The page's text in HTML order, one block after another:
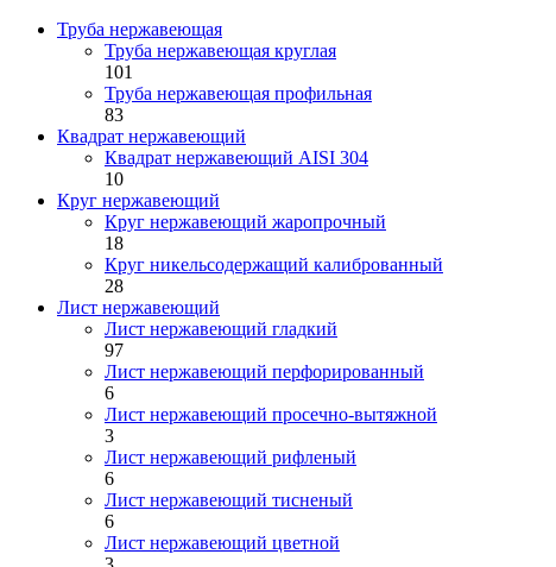
Труба нержавеющая
Труба нержавеющая круглая
101
Труба нержавеющая профильная
83
Квадрат нержавеющий
Квадрат нержавеющий AISI 304
10
Круг нержавеющий
Круг нержавеющий жаропрочный
18
Круг никельсодержащий калиброванный
28
Лист нержавеющий
Лист нержавеющий гладкий
97
Лист нержавеющий перфорированный
6
Лист нержавеющий просечно-вытяжной
3
Лист нержавеющий рифленый
6
Лист нержавеющий тисненый
6
Лист нержавеющий цветной